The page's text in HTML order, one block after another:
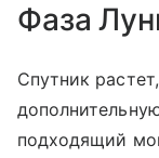
Фаза
Спутник
подходящий